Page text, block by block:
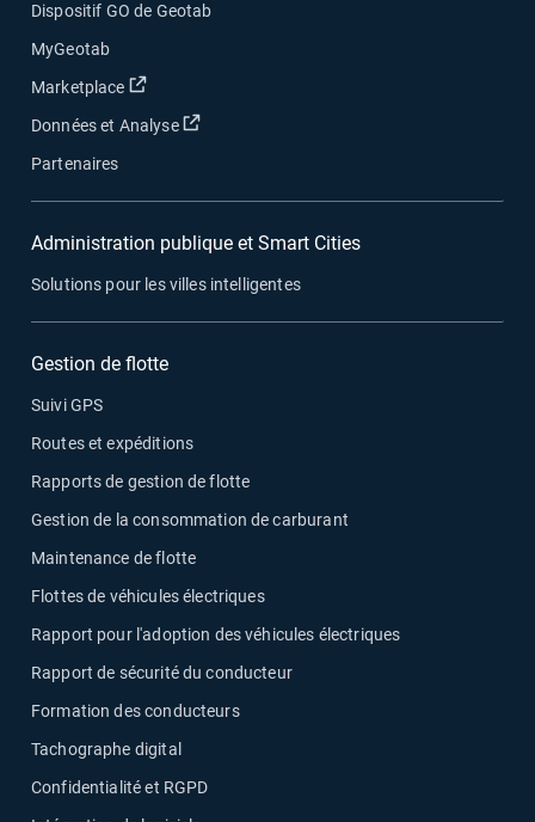
Dispositif GO de Geotab
MyGeotab
Marketplace
Ouvrir dans une nouvelle fenêtre
Données et Analyse Ouvrir dans une nouvelle fenêtre
Partenaires
Administration publique et Smart Cities
Solutions pour les villes intelligentes
Gestion de flotte
Suivi GPS
Routes et expéditions
Rapports de gestion de flotte
Gestion de la consommation de carburant
Maintenance de flotte
Flottes de véhicules électriques
Rapport pour l'adoption des véhicules électriques
Rapport de sécurité du conducteur
Formation des conducteurs
Tachographe digital
Confidentialité et RGPD